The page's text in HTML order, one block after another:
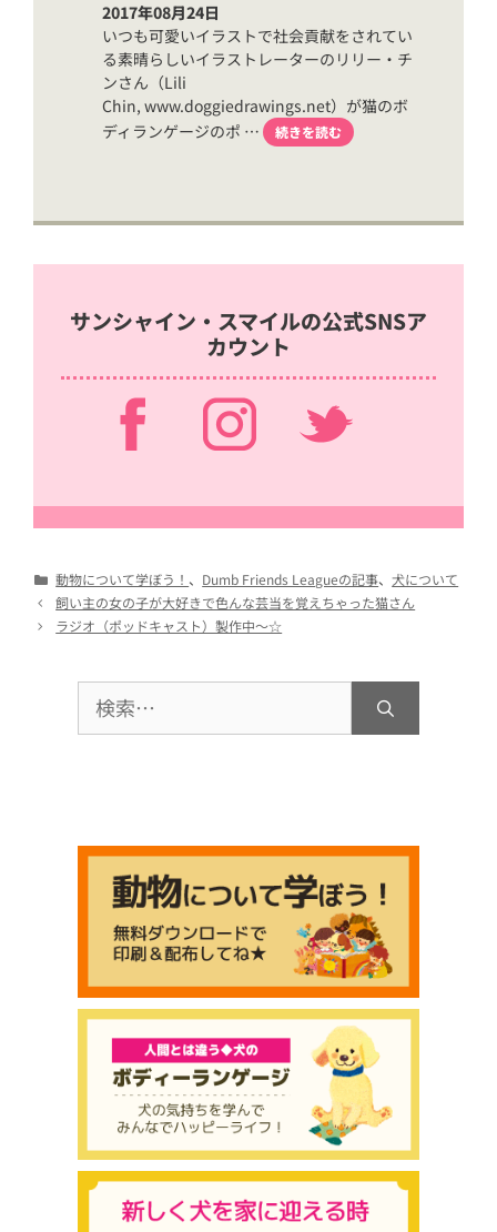
2017年08月24日
いつも可愛いイラストで社会貢献をされてい
る素晴らしいイラストレーターのリリー・チ
ンさん（Lili
Chin, www.doggiedrawings.net）が猫のボ
ディランゲージのポ …
続きを読む
サンシャイン・スマイルの公式SNSア
カウント
カ
テ
ゴ
リ
動物について学ぼう！ 、 Dumb Friends Leagueの記事、犬について
飼い主の女の子が大好きで色んな芸当を覚えちゃった猫さん
ラジオ（ポッドキャスト）製作中〜☆
索: